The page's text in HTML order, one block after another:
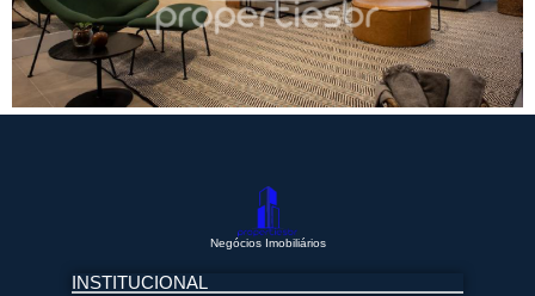
Negócios Imobiliários
INSTITUCIONAL